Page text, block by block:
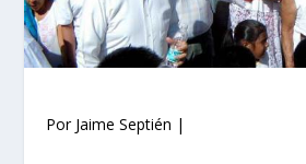
Por Jaime Septién |